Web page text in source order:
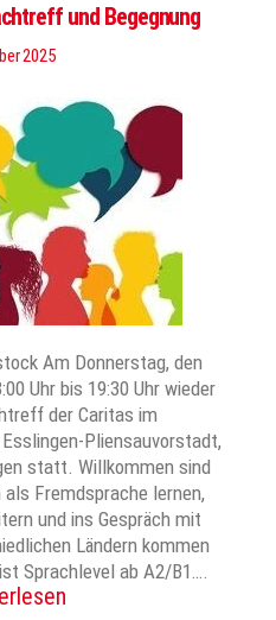
und Begegnung
2025
Am Donnerstag, den
Uhr bis 19:30 Uhr wieder
der Caritas im
Pliensauvorstadt,
statt. Willkommen sind
Fremdsprache lernen,
und ins Gespräch mit
Ländern kommen
Sprachlevel ab A2/B1….